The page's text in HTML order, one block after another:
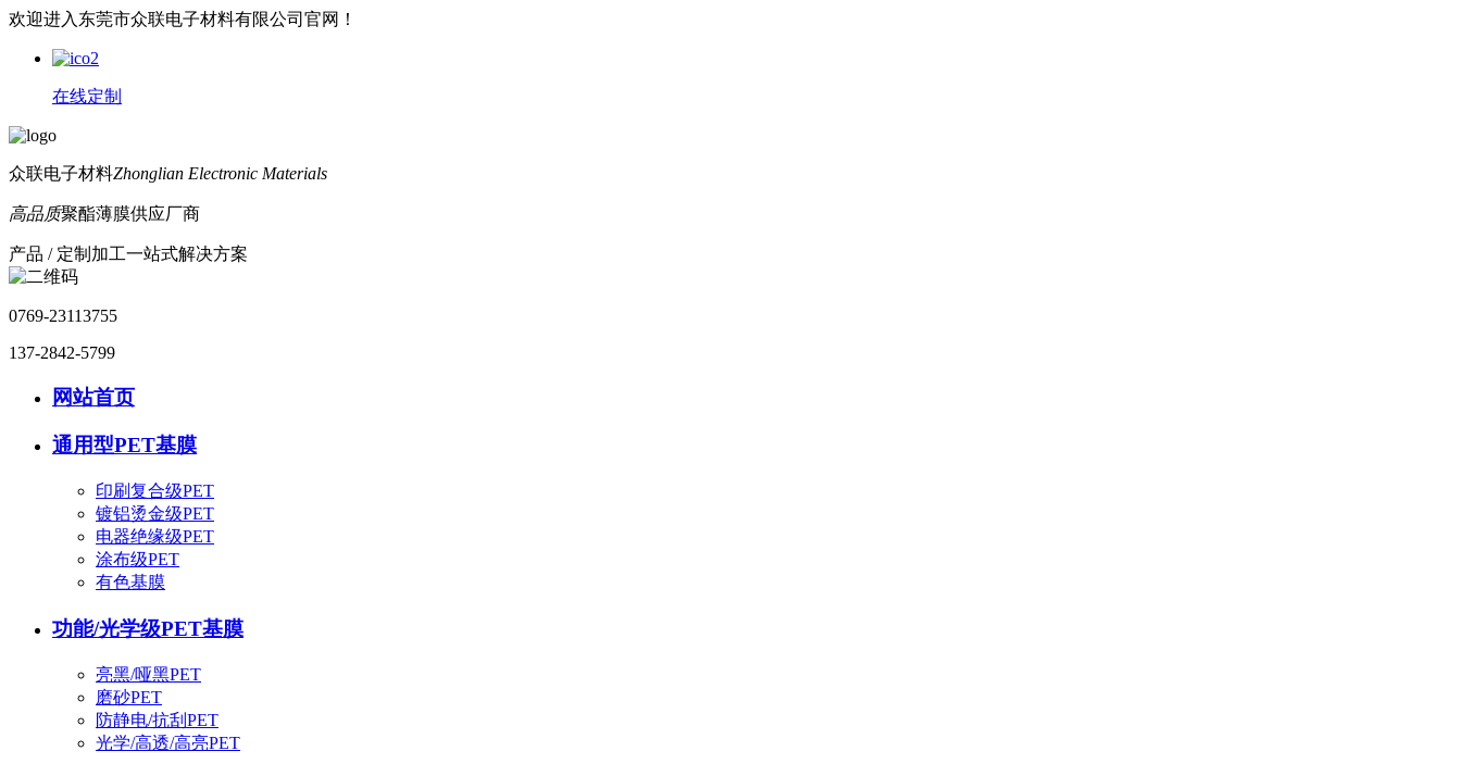
欢迎进入东莞市众联电子材料有限公司官网！
在线定制
众联电子材料Zhonglian Electronic Materials
高品质聚酯薄膜供应厂商
产品 / 定制加工一站式解决方案
0769-23113755
137-2842-5799
网站首页
通用型PET基膜
印刷复合级PET
镀铝烫金级PET
电器绝缘级PET
涂布级PET
有色基膜
功能/光学级PET基膜
亮黑/哑黑PET
磨砂PET
防静电/抗刮PET
光学/高透/高亮PET